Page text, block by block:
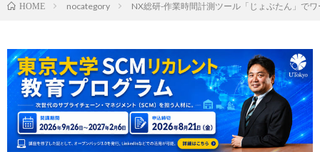
HOME nocategory NX総研-作業時間計測ツール「じょぶたん」で